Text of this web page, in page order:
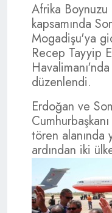
Afrika
kapsamında
Mogadişu'ya
Recep Tayyip
düzenlendi.
Erdoğan ve
tören alanında
ardından iki